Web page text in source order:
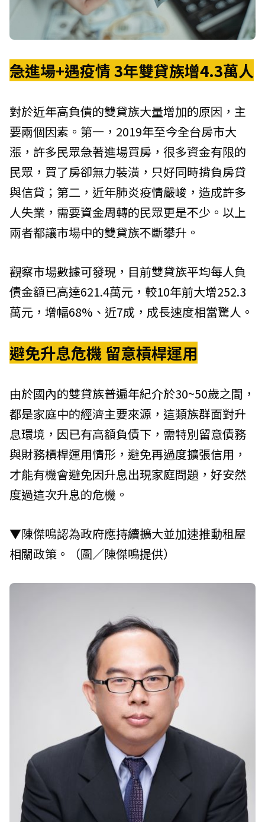
急進場+遇疫情 3年雙貸族增4.3萬人
對於近年高負債的雙貸族大量增加的原因，主
要兩個因素。第一，2019年至今全台房市大
漲，許多民眾急著進場買房，很多資金有限的
民眾，買了房卻無力裝潢，只好同時揹負房貸
與信貸；第二，近年肺炎疫情嚴峻，造成許多
人失業，需要資金周轉的民眾更是不少。以上
兩者都讓市場中的雙貸族不斷攀升。
觀察市場數據可發現，目前雙貸族平均每人負
債金額已高達621.4萬元，較10年前大增252.3
萬元，增幅68%、近7成，成長速度相當驚人。
避免升息危機 留意槓桿運用
由於國內的雙貸族普遍年紀介於30~50歲之間，
都是家庭中的經濟主要來源，這類族群面對升
息環境，因已有高額負債下，需特別留意債務
與財務槓桿運用情形，避免再過度擴張信用，
才能有機會避免因升息出現家庭問題，好安然
度過這次升息的危機。
▼陳傑鳴認為政府應持續擴大並加速推動租屋
相關政策。（圖／陳傑鳴提供）